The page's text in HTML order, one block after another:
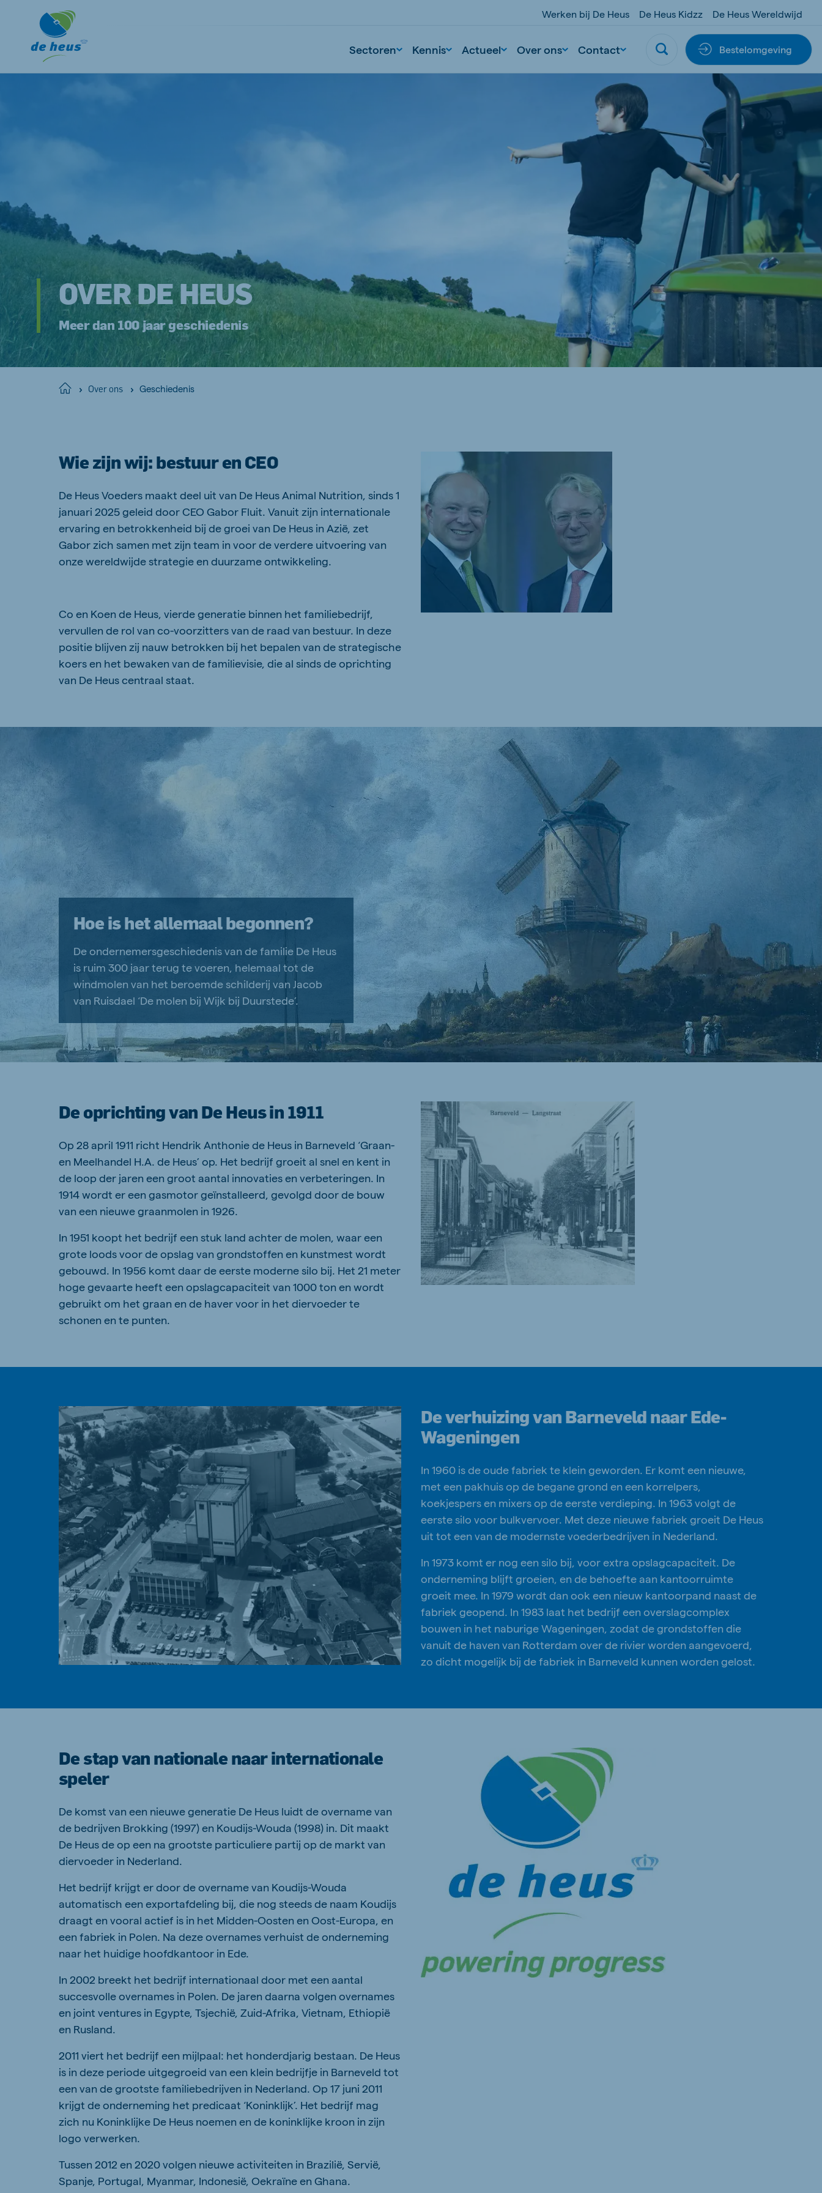
Werken bij De Heus De Heus Kidzz De Heus Wereldwijd
Sectoren Kennis Actueel Over ons Contact Bestelomgeving
OVER DE HEUS
Meer dan 100 jaar geschiedenis
Home Over ons Geschiedenis
Wie zijn wij: bestuur en CEO
De Heus Voeders maakt deel uit van De Heus Animal Nutrition, sinds 1
januari 2025 geleid door CEO Gabor Fluit. Vanuit zijn internationale
ervaring en betrokkenheid bij de groei van De Heus in Azië, zet
Gabor zich samen met zijn team in voor de verdere uitvoering van
onze wereldwijde strategie en duurzame ontwikkeling.
Co en Koen de Heus, vierde generatie binnen het familiebedrijf,
vervullen de rol van co-voorzitters van de raad van bestuur. In deze
positie blijven zij nauw betrokken bij het bepalen van de strategische
koers en het bewaken van de familievisie, die al sinds de oprichting
van De Heus centraal staat.
Hoe is het allemaal begonnen?
De ondernemersgeschiedenis van de familie De Heus
is ruim 300 jaar terug te voeren, helemaal tot de
windmolen van het beroemde schilderij van Jacob
van Ruisdael ‘De molen bij Wijk bij Duurstede’.
De oprichting van De Heus in 1911
Op 28 april 1911 richt Hendrik Anthonie de Heus in Barneveld ‘Graan-
en Meelhandel H.A. de Heus’ op. Het bedrijf groeit al snel en kent in
de loop der jaren een groot aantal innovaties en verbeteringen. In
1914 wordt er een gasmotor geïnstalleerd, gevolgd door de bouw
van een nieuwe graanmolen in 1926.
In 1951 koopt het bedrijf een stuk land achter de molen, waar een
grote loods voor de opslag van grondstoffen en kunstmest wordt
gebouwd. In 1956 komt daar de eerste moderne silo bij. Het 21 meter
hoge gevaarte heeft een opslagcapaciteit van 1000 ton en wordt
gebruikt om het graan en de haver voor in het diervoeder te
schonen en te punten.
De verhuizing van Barneveld naar Ede-
Wageningen
In 1960 is de oude fabriek te klein geworden. Er komt een nieuwe,
met een pakhuis op de begane grond en een korrelpers,
koekjespers en mixers op de eerste verdieping. In 1963 volgt de
eerste silo voor bulkvervoer. Met deze nieuwe fabriek groeit De Heus
uit tot een van de modernste voederbedrijven in Nederland.
In 1973 komt er nog een silo bij, voor extra opslagcapaciteit. De
onderneming blijft groeien, en de behoefte aan kantoorruimte
groeit mee. In 1979 wordt dan ook een nieuw kantoorpand naast de
fabriek geopend. In 1983 laat het bedrijf een overslagcomplex
bouwen in het naburige Wageningen, zodat de grondstoffen die
vanuit de haven van Rotterdam over de rivier worden aangevoerd,
zo dicht mogelijk bij de fabriek in Barneveld kunnen worden gelost.
De stap van nationale naar internationale
speler
De komst van een nieuwe generatie De Heus luidt de overname van
de bedrijven Brokking (1997) en Koudijs-Wouda (1998) in. Dit maakt
De Heus de op een na grootste particuliere partij op de markt van
diervoeder in Nederland.
Het bedrijf krijgt er door de overname van Koudijs-Wouda
automatisch een exportafdeling bij, die nog steeds de naam Koudijs
draagt en vooral actief is in het Midden-Oosten en Oost-Europa, en
een fabriek in Polen. Na deze overnames verhuist de onderneming
naar het huidige hoofdkantoor in Ede.
In 2002 breekt het bedrijf internationaal door met een aantal
succesvolle overnames in Polen. De jaren daarna volgen overnames
en joint ventures in Egypte, Tsjechië, Zuid-Afrika, Vietnam, Ethiopië
en Rusland.
2011 viert het bedrijf een mijlpaal: het honderdjarig bestaan. De Heus
is in deze periode uitgegroeid van een klein bedrijfje in Barneveld tot
een van de grootste familiebedrijven in Nederland. Op 17 juni 2011
krijgt de onderneming het predicaat ‘Koninklijk’. Het bedrijf mag
zich nu Koninklijke De Heus noemen en de koninklijke kroon in zijn
logo verwerken.
Tussen 2012 en 2020 volgen nieuwe activiteiten in Brazilië, Servië,
Spanje, Portugal, Myanmar, Indonesië, Oekraïne en Ghana.